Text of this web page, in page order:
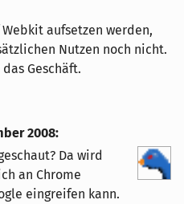
aufsetzen werden,
Nutzen noch nicht.
Geschäft.
2008:
Da wird
an Chrome
eingreifen kann.